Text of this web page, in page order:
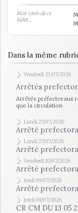
Mot-clefs de ce
billet...
Dans la même
Vendredi 31/07/2026
Arrêtés
Arrêtés préfectoraux
que la circulation
Lundi 27/07/2026
Arrêté
Lundi 27/07/2026
Arrêté
Vendredi 10/07/2026
Arrêté
Jeudi 09/07/2026
Arrêté
Jeudi 09/07/2026
CR CM DU 13 05